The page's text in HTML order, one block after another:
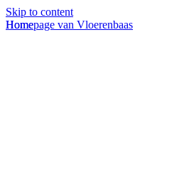
Skip to content
Homepage van Vloerenbaas
Home